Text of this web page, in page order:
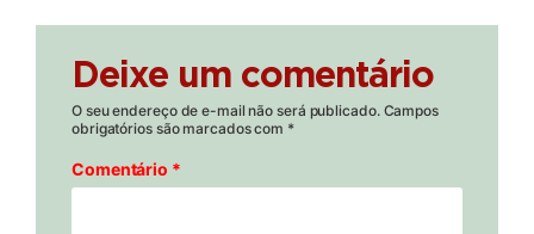
Deixe um comentário
O seu endereço de e-mail não será publicado. Campos
obrigatórios são marcados com *
Comentário *